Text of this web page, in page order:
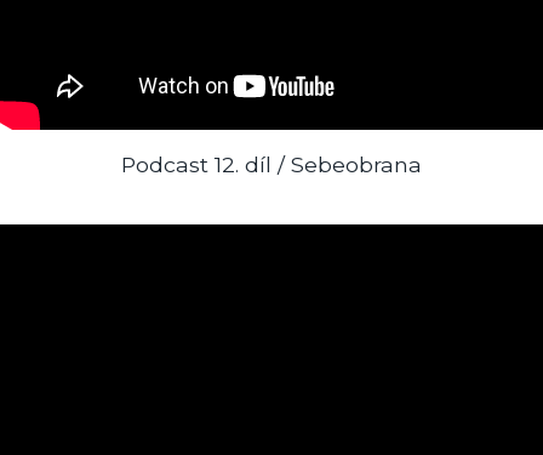
Podcast 12. díl / Sebeobrana